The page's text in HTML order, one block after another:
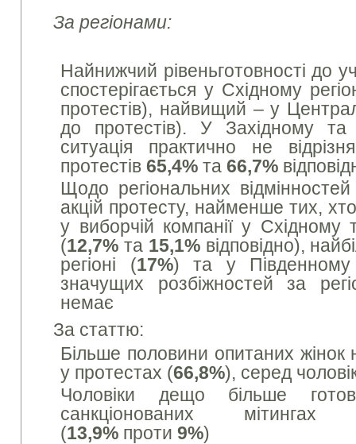
За регіонами:
Найнижчий рівеньготовності до
спостерігається у Східному
протестів), найвищий – у
до протестів). У Західному та
ситуація практично не
протестів65,4% та66,7%
Щодо регіональних
акцій протесту, найменше тих,
у виборчій компанії у Східному
(12,7% та 15,1%відповідно),
регіоні (17%) та у
значущих розбіжностей за
немає
За статтю:
Більше половини опитаних жінок
у протестах (66,8%), серед
Чоловіки дещо більше
санкціонованих
(13,9% проти9%)